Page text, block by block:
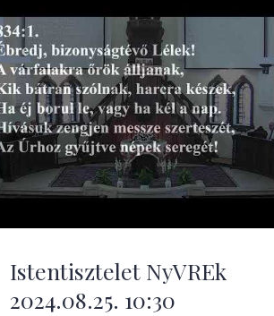
Istentisztelet NyVREk
2024.08.25. 10:30